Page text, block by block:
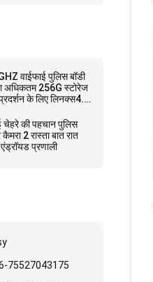
वाईफाई पुलिस बॉडी
अधिकतम 256G स्टोरेज
के लिए लिनक्स4.9
की पहचान पुलिस
कैमरा 2 रास्ता बात रात
एंड्रॉयड प्रणाली
75527043175